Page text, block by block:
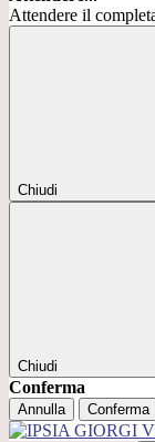
Attendere il
Chiudi
Chiudi
Conferma
Annulla Conferma